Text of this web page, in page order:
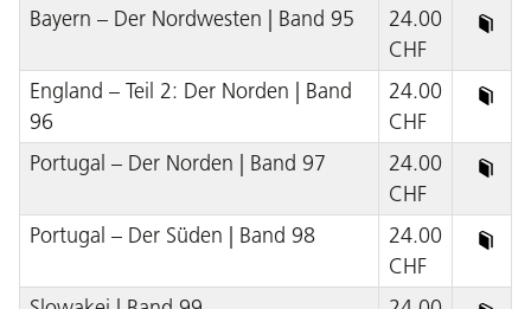
Bayern – Der Nordwesten | Band 95
24.00
CHF
England – Teil 2: Der Norden | Band
96
24.00
CHF
Portugal – Der Norden | Band 97
24.00
CHF
Portugal – Der Süden | Band 98
24.00
CHF